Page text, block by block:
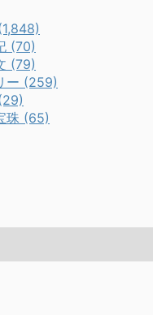
(70)
(79)
ー (259)
珠 (65)